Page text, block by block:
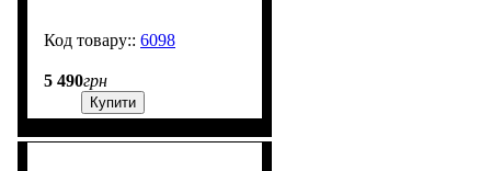
6098
5 490грн
Купити